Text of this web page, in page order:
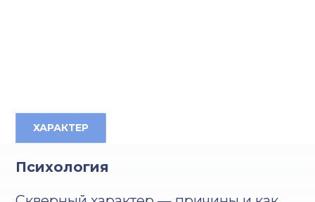
ХАРАКТЕР
Психология